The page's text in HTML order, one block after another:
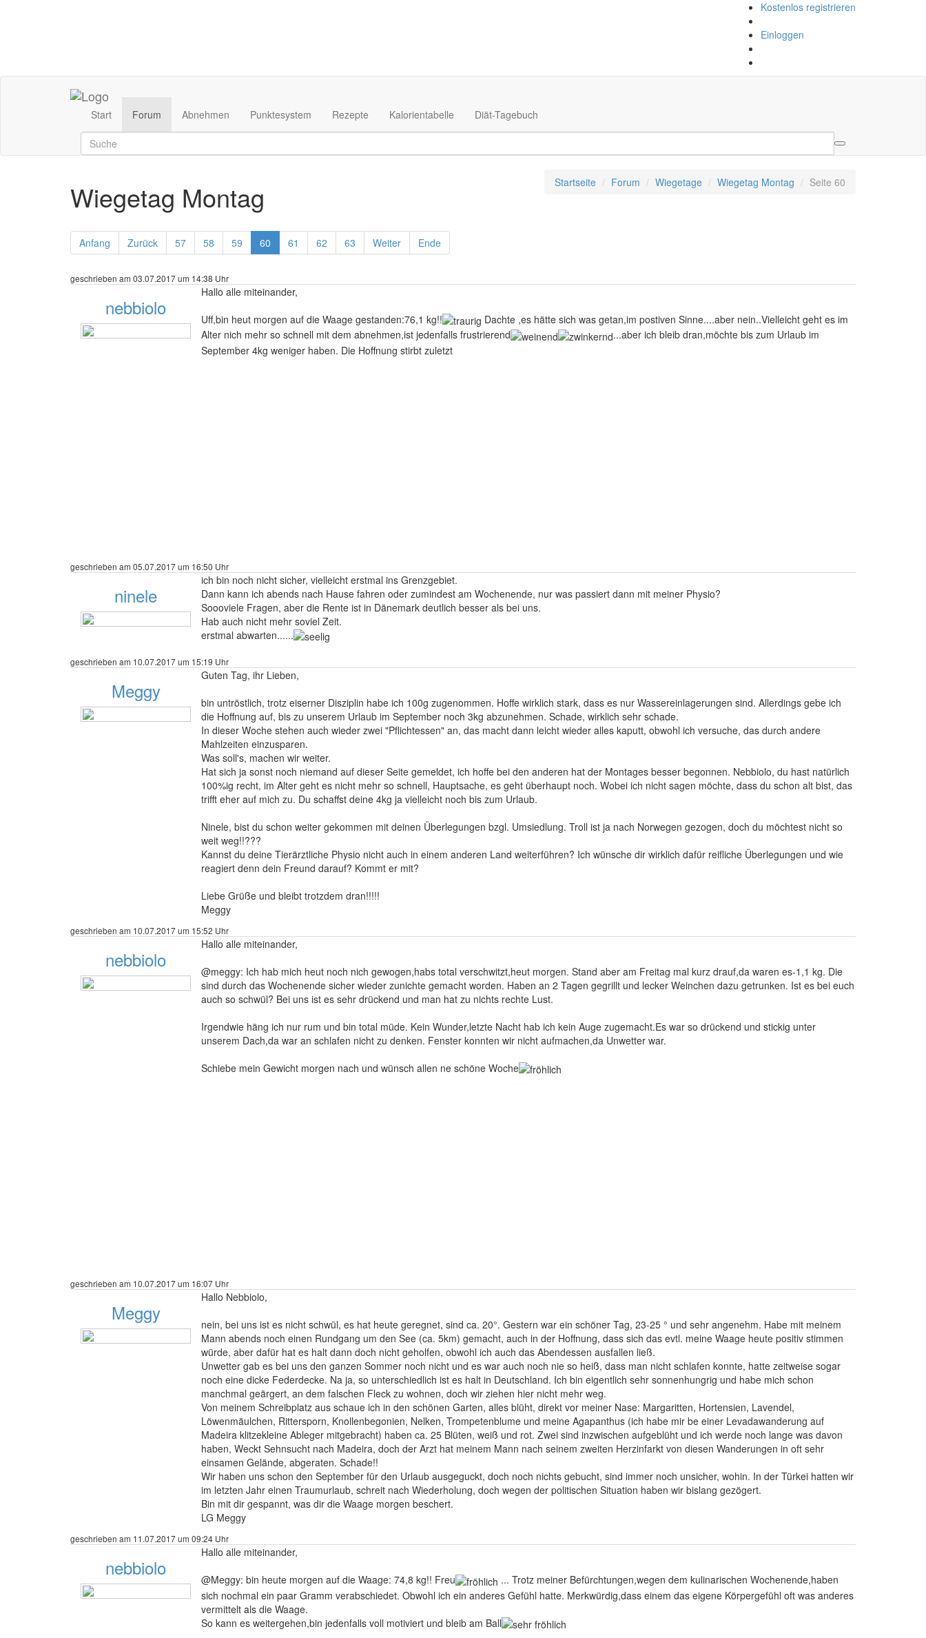
Kostenlos registrieren
Einloggen
Start Forum Abnehmen Punktesystem Rezepte Kalorientabelle Diät-Tagebuch
Wiegetag Montag Startseite Forum Wiegetage Wiegetag Montag Seite 60
Anfang Zurück 57 58 59 60 61 62 63 Weiter Ende
geschrieben am 03.07.2017 um 14:38 Uhr
nebbiolo
Hallo alle miteinander,
Uff,bin heut morgen auf die Waage gestanden:76,1 kg!!
Dachte ,es hätte sich was getan,im postiven Sinne....aber nein..Vielleicht geht es im
Alter nich mehr so schnell mit dem abnehmen,ist jedenfalls frustrierend
...aber ich bleib dran,möchte bis zum Urlaub im
September 4kg weniger haben. Die Hoffnung stirbt zuletzt
geschrieben am 05.07.2017 um 16:50 Uhr
ninele
ich bin noch nicht sicher, vielleicht erstmal ins Grenzgebiet.
Dann kann ich abends nach Hause fahren oder zumindest am Wochenende, nur was passiert dann mit meiner Physio?
Soooviele Fragen, aber die Rente ist in Dänemark deutlich besser als bei uns.
Hab auch nicht mehr soviel Zeit.
erstmal abwarten......
geschrieben am 10.07.2017 um 15:19 Uhr
Meggy
Guten Tag, ihr Lieben,
bin untröstlich, trotz eiserner Disziplin habe ich 100g zugenommen. Hoffe wirklich stark, dass es nur Wassereinlagerungen sind. Allerdings gebe ich
die Hoffnung auf, bis zu unserem Urlaub im September noch 3kg abzunehmen. Schade, wirklich sehr schade.
In dieser Woche stehen auch wieder zwei "Pflichtessen" an, das macht dann leicht wieder alles kaputt, obwohl ich versuche, das durch andere
Mahlzeiten einzusparen.
Was soll's, machen wir weiter.
Hat sich ja sonst noch niemand auf dieser Seite gemeldet, ich hoffe bei den anderen hat der Montages besser begonnen. Nebbiolo, du hast natürlich
100%ig recht, im Alter geht es nicht mehr so schnell, Hauptsache, es geht überhaupt noch. Wobei ich nicht sagen möchte, dass du schon alt bist, das
trifft eher auf mich zu. Du schaffst deine 4kg ja vielleicht noch bis zum Urlaub.
Ninele, bist du schon weiter gekommen mit deinen Überlegungen bzgl. Umsiedlung. Troll ist ja nach Norwegen gezogen, doch du möchtest nicht so
weit weg!!???
Kannst du deine Tierärztliche Physio nicht auch in einem anderen Land weiterführen? Ich wünsche dir wirklich dafür reifliche Überlegungen und wie
reagiert denn dein Freund darauf? Kommt er mit?
Liebe Grüße und bleibt trotzdem dran!!!!!
Meggy
geschrieben am 10.07.2017 um 15:52 Uhr
nebbiolo
Hallo alle miteinander,
@meggy: Ich hab mich heut noch nich gewogen,habs total verschwitzt,heut morgen. Stand aber am Freitag mal kurz drauf,da waren es-1,1 kg. Die
sind durch das Wochenende sicher wieder zunichte gemacht worden. Haben an 2 Tagen gegrillt und lecker Weinchen dazu getrunken. Ist es bei euch
auch so schwül? Bei uns ist es sehr drückend und man hat zu nichts rechte Lust.
Irgendwie häng ich nur rum und bin total müde. Kein Wunder,letzte Nacht hab ich kein Auge zugemacht.Es war so drückend und stickig unter
unserem Dach,da war an schlafen nicht zu denken. Fenster konnten wir nicht aufmachen,da Unwetter war.
Schiebe mein Gewicht morgen nach und wünsch allen ne schöne Woche
geschrieben am 10.07.2017 um 16:07 Uhr
Meggy
Hallo Nebbiolo,
nein, bei uns ist es nicht schwül, es hat heute geregnet, sind ca. 20°. Gestern war ein schöner Tag, 23-25 ° und sehr angenehm. Habe mit meinem
Mann abends noch einen Rundgang um den See (ca. 5km) gemacht, auch in der Hoffnung, dass sich das evtl. meine Waage heute positiv stimmen
würde, aber dafür hat es halt dann doch nicht geholfen, obwohl ich auch das Abendessen ausfallen ließ.
Unwetter gab es bei uns den ganzen Sommer noch nicht und es war auch noch nie so heiß, dass man nicht schlafen konnte, hatte zeitweise sogar
noch eine dicke Federdecke. Na ja, so unterschiedlich ist es halt in Deutschland. Ich bin eigentlich sehr sonnenhungrig und habe mich schon
manchmal geärgert, an dem falschen Fleck zu wohnen, doch wir ziehen hier nicht mehr weg.
Von meinem Schreibplatz aus schaue ich in den schönen Garten, alles blüht, direkt vor meiner Nase: Margaritten, Hortensien, Lavendel,
Löwenmäulchen, Rittersporn, Knollenbegonien, Nelken, Trompetenblume und meine Agapanthus (ich habe mir be einer Levadawanderung auf
Madeira klitzekleine Ableger mitgebracht) haben ca. 25 Blüten, weiß und rot. Zwei sind inzwischen aufgeblüht und ich werde noch lange was davon
haben, Weckt Sehnsucht nach Madeira, doch der Arzt hat meinem Mann nach seinem zweiten Herzinfarkt von diesen Wanderungen in oft sehr
einsamen Gelände, abgeraten. Schade!!
Wir haben uns schon den September für den Urlaub ausgeguckt, doch noch nichts gebucht, sind immer noch unsicher, wohin. In der Türkei hatten wir
im letzten Jahr einen Traumurlaub, schreit nach Wiederholung, doch wegen der politischen Situation haben wir bislang gezögert.
Bin mit dir gespannt, was dir die Waage morgen beschert.
LG Meggy
geschrieben am 11.07.2017 um 09:24 Uhr
nebbiolo
Hallo alle miteinander,
@Meggy: bin heute morgen auf die Waage: 74,8 kg!! Freu
... Trotz meiner Befürchtungen,wegen dem kulinarischen Wochenende,haben
sich nochmal ein paar Gramm verabschiedet. Obwohl ich ein anderes Gefühl hatte. Merkwürdig,dass einem das eigene Körpergefühl oft was anderes
vermittelt als die Waage.
So kann es weitergehen,bin jedenfalls voll motiviert und bleib am Ball